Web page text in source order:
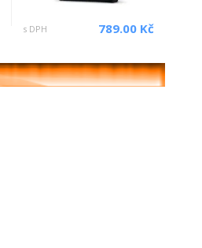
s DPH 789.00 Kč